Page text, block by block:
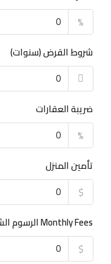
%
شروط القرض (سنوات)
ضريبة العقارات
%
تأمين المنزل
$
Monthly Fees الرسوم الشهرية
$